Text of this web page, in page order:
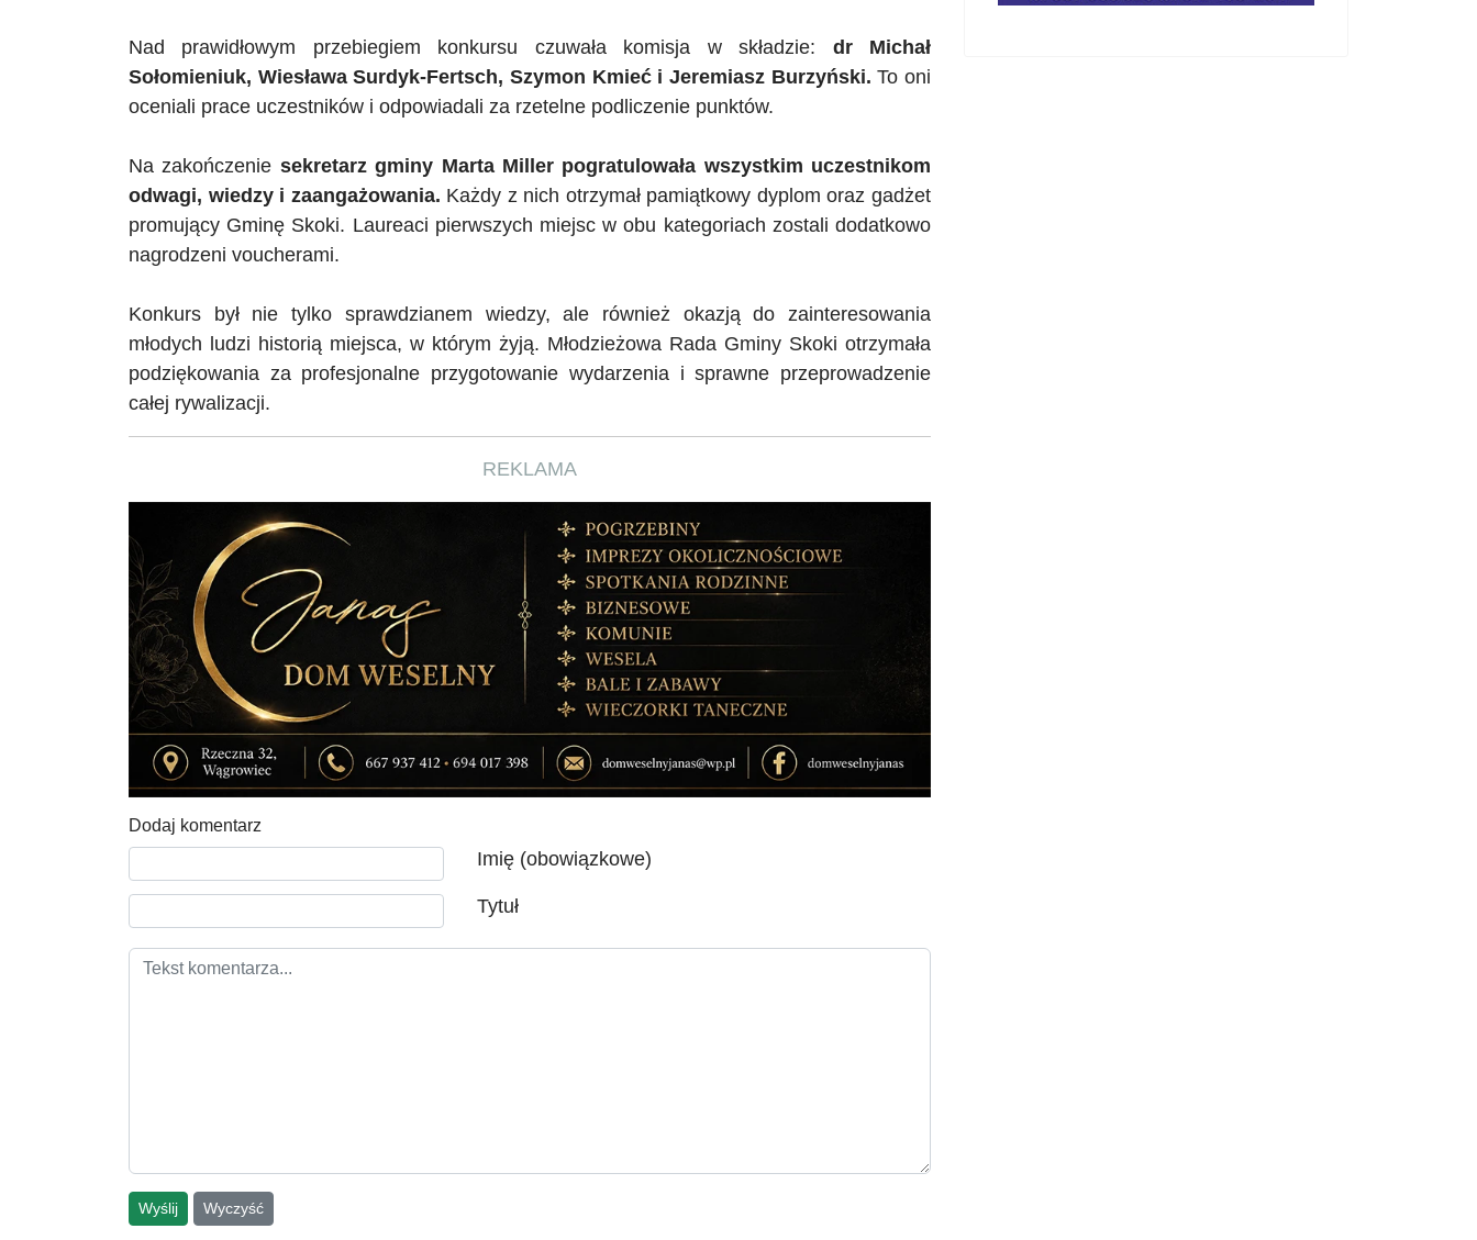
Nad prawidłowym przebiegiem konkursu czuwała komisja w składzie: dr Michał
Sołomieniuk, Wiesława Surdyk-Fertsch, Szymon Kmieć i Jeremiasz Burzyński.To oni
oceniali prace uczestników i odpowiadali za rzetelne podliczenie punktów.
Na zakończenie sekretarz gminy Marta Miller pogratulowała wszystkim uczestnikom
odwagi, wiedzy i zaangażowania. Każdy z nich otrzymał pamiątkowy dyplom oraz gadżet
promujący Gminę Skoki. Laureaci pierwszych miejsc w obu kategoriach zostali dodatkowo
nagrodzeni voucherami.
Konkurs był nie tylko sprawdzianem wiedzy, ale również okazją do zainteresowania
młodych ludzi historią miejsca, w którym żyją. Młodzieżowa Rada Gminy Skoki otrzymała
podziękowania za profesjonalne przygotowanie wydarzenia i sprawne przeprowadzenie
całej rywalizacji.
REKLAMA
Dodaj komentarz
Imię (obowiązkowe)
Tytuł
Tekst komentarza
Wyślij Wyczyść